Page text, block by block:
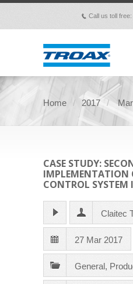
p Call us toll
Home 2017
CASE STUDY:
IMPLEMENTATION
CONTROL SYSTEM
Claitec
27 Mar 2017
General,